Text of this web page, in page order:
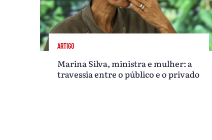
ARTIGO
Marina Silva, ministra e mulher: a
travessia entre o público e o privado